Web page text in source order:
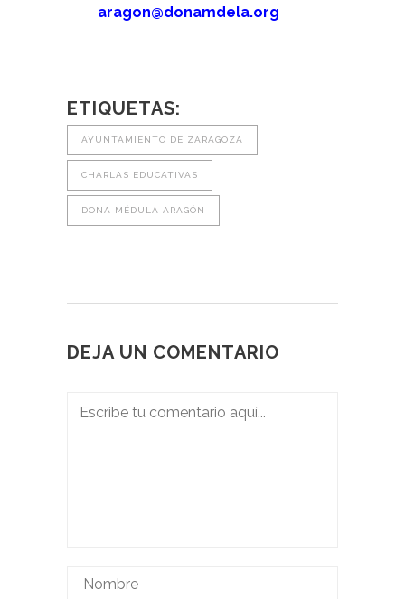
aragon@donamdela.org
ETIQUETAS:
AYUNTAMIENTO DE ZARAGOZA
CHARLAS EDUCATIVAS
DONA MÉDULA ARAGÓN
DEJA UN COMENTARIO